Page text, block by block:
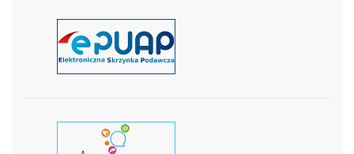
czytaj więcej